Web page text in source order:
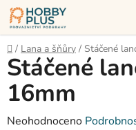
Přejít
na
obsah
Domů
/ Lana a šňůry / Stáčené
Stáčené
16mm
Průměrné
Neohodnoceno